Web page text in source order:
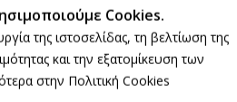
φροντίζει τα χείλη αφήνοντας τα απαλά.
Cookies.
της ιστοσελίδας, τη βελτίωση της
και την εξατομίκευση των
στην Πολιτική Cookies